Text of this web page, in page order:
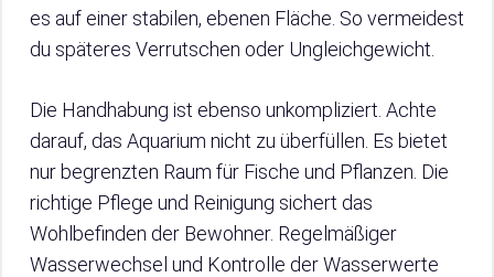
es auf einer stabilen, ebenen Fläche. So vermeidest
du späteres Verrutschen oder Ungleichgewicht.
Die Handhabung ist ebenso unkompliziert. Achte
darauf, das Aquarium nicht zu überfüllen. Es bietet
nur begrenzten Raum für Fische und Pflanzen. Die
richtige Pflege und Reinigung sichert das
Wohlbefinden der Bewohner. Regelmäßiger
Wasserwechsel und Kontrolle der Wasserwerte